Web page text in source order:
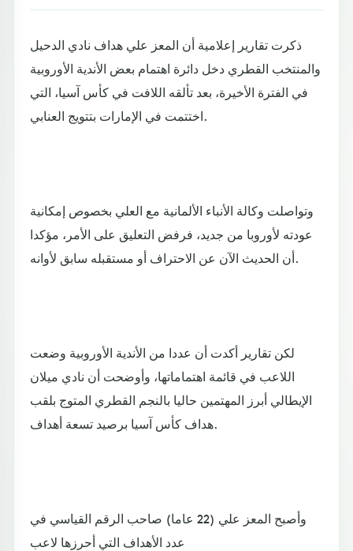
ذكرت تقارير إعلامية أن المعز علي هداف نادي الدحيل
والمنتخب القطري دخل دائرة اهتمام بعض الأندية الأوروبية
في الفترة الأخيرة، بعد تألقه اللافت في كأس آسيا، التي
اختتمت في الإمارات بتتويج العنابي.
وتواصلت وكالة الأنباء الألمانية مع العلي بخصوص إمكانية
عودته لأوروبا من جديد، فرفض التعليق على الأمر، مؤكدا
أن الحديث الآن عن الاحتراف أو مستقبله سابق لأوانه.
لكن تقارير أكدت أن عددا من الأندية الأوروبية وضعت
اللاعب في قائمة اهتماماتها، وأوضحت أن نادي ميلان
الإيطالي أبرز المهتمين حاليا بالنجم القطري المتوج بلقب
هداف كأس آسيا برصيد تسعة أهداف.
وأصبح المعز علي (22 عاما) صاحب الرقم القياسي في
عدد الأهداف التي أحرزها لاعب